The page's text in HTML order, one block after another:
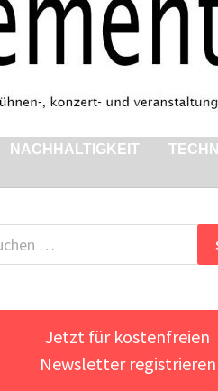
NACHHALTIGKEIT
Jetzt für kostenfreien
Newsletter registrieren